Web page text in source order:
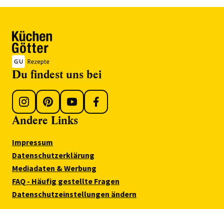
Du findest uns bei
Andere Links
Impressum
Datenschutzerklärung
Mediadaten & Werbung
FAQ - Häufig gestellte Fragen
Datenschutzeinstellungen ändern